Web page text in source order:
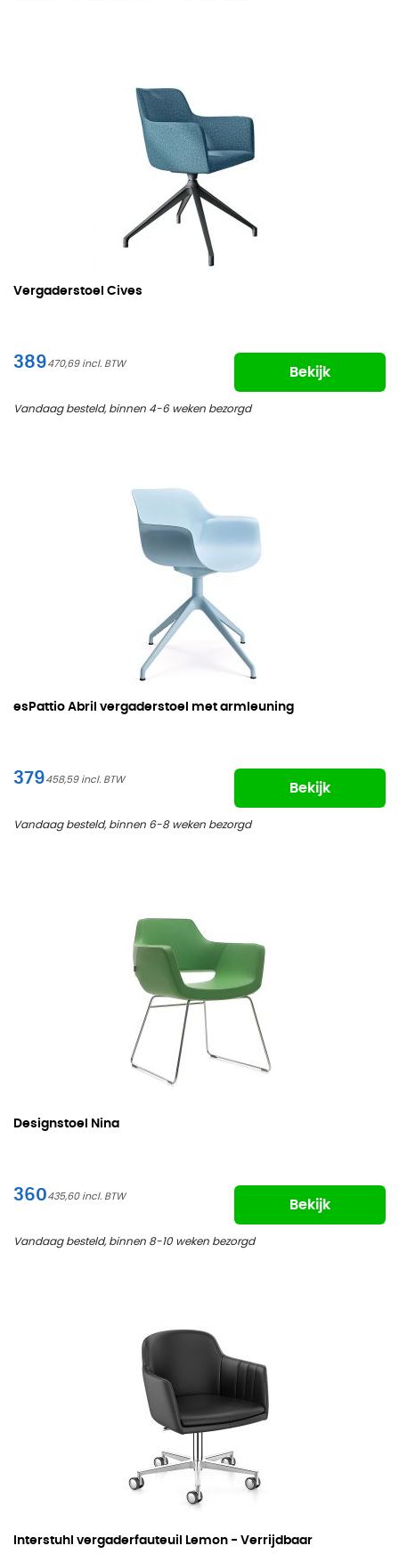
Vergaderstoel Cives
389470,69
Bekijk
Vandaag besteld, binnen 4-6 weken bezorgd
esPattio Abril vergaderstoel met armleuning
379458,59
Bekijk
Vandaag besteld, binnen 6-8 weken bezorgd
Designstoel Nina
360435,60
Bekijk
Vandaag besteld, binnen 8-10 weken bezorgd
Interstuhl vergaderfauteuil Lemon - Verrijdbaar